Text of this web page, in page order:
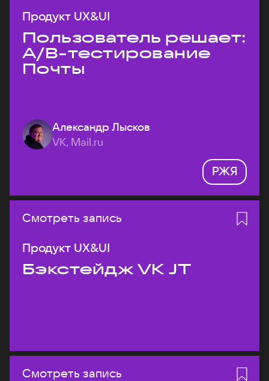
Продукт UX&UI
Пользователь решает:
A/B-тестирование
Почты
Александр Лысков
VK, Mail.ru
РЖЯ
Смотреть запись
Продукт UX&UI
Бэкстейдж VK JT
Смотреть запись